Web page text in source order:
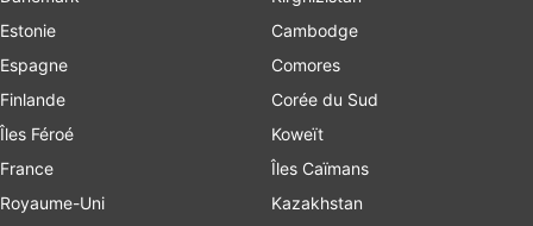
Estonie
Espagne
Finlande
Îles Féroé
France
Royaume-Uni
Cambodge
Comores
Corée du Sud
Koweït
Îles Caïmans
Kazakhstan